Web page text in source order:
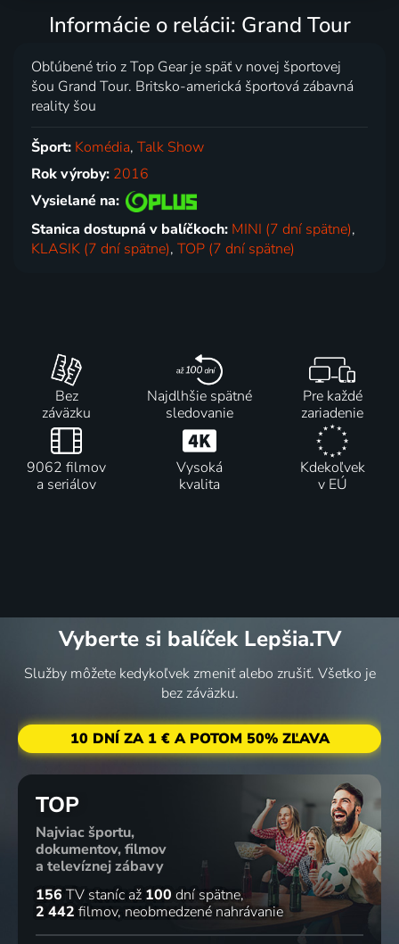
Informácie o relácii: Grand Tour
Obľúbené trio z Top Gear je späť v novej športovej
šou Grand Tour. Britsko-americká športová zábavná
reality šou
Šport: Komédia,Talk Show
Rok výroby: 2016
Vysielané na:
Stanica dostupná v balíčkoch: MINI (7 dní spätne),
KLASIK (7 dní spätne),TOP (7 dní spätne)
Bez
záväzku
Najdlhšie spätné
sledovanie
Pre každé
zariadenie
9062 filmov
a seriálov
Vysoká
kvalita
Kdekoľvek
v EÚ
Vyberte si balíček Lepšia.TV
Služby môžete kedykoľvek zmeniť alebo zrušiť. Všetko je
bez záväzku.
10 DNÍ ZA 1 € A POTOM 50% ZĽAVA
TOP
Najviac športu,
dokumentov, filmov
a televíznej zábavy
156 TV staníc až 100 dní spätne
2 442 filmov neobmedzené nahrávanie